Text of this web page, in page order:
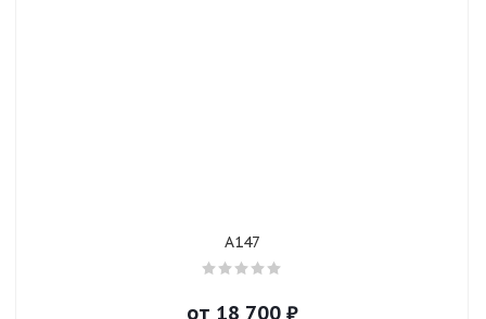
A147
от 18 700₽